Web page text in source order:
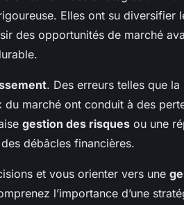
Elles ont su diversifier
des opportunités de marché
. Des erreurs telles que
du marché ont conduit à des
gestion des risques ou une
débâcles financières.
et vous orienter vers une
l’importance d’une